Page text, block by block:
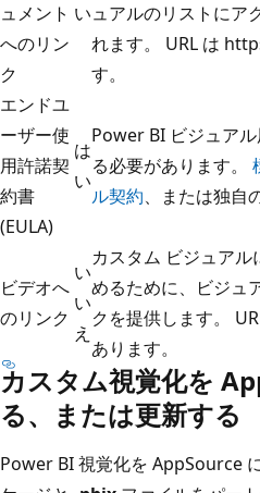
ュメント
へのリン
ク
いュアルのリストにア
れます。 URL は
す。
エンドユ
ーザー使
用許諾契
約書
(EULA)
は
い
Power BI ビジュア
る必要があります。
ル契約、または独自
ビデオへ
のリンク
い
い
え
カスタム ビジュア
めるために、ビジュ
クを提供します。
あります。
カスタム視覚化を
る、または更新する
Power BI 視覚化を AppSource